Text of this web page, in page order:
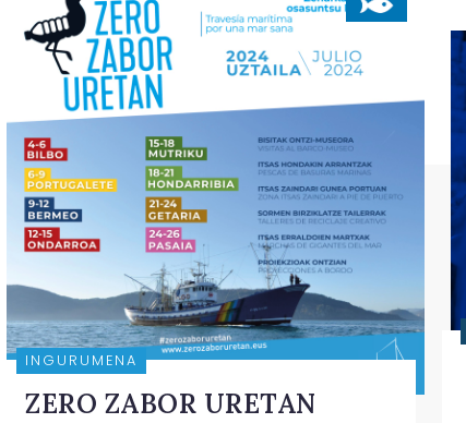
INGURUMENA
ZERO ZABOR URETAN